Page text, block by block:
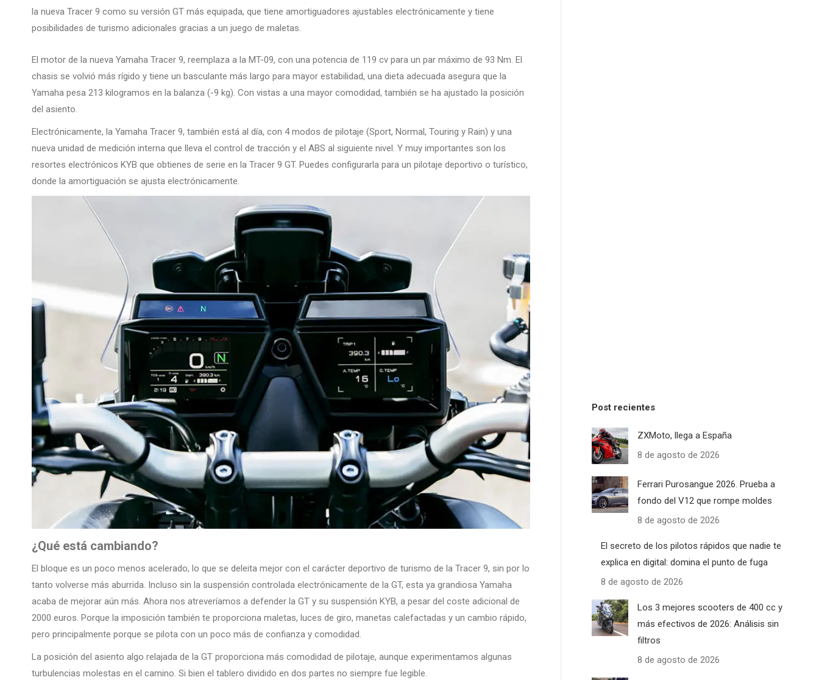
la nueva Tracer 9 como su versión GT más equipada, que tiene amortiguadores ajustables electrónicamente y tiene
posibilidades de turismo adicionales gracias a un juego de maletas.
El motor de la nueva Yamaha Tracer 9, reemplaza a la MT-09, con una potencia de 119 cv para un par máximo de 93 Nm. El
chasis se volvió más rígido y tiene un basculante más largo para mayor estabilidad, una dieta adecuada asegura que la
Yamaha pesa 213 kilogramos en la balanza (-9 kg). Con vistas a una mayor comodidad, también se ha ajustado la posición
del asiento.
Electrónicamente, la Yamaha Tracer 9, también está al día, con 4 modos de pilotaje (Sport, Normal, Touring y Rain) y una
nueva unidad de medición interna que lleva el control de tracción y el ABS al siguiente nivel. Y muy importantes son los
resortes electrónicos KYB que obtienes de serie en la Tracer 9 GT. Puedes configurarla para un pilotaje deportivo o turístico,
donde la amortiguación se ajusta electrónicamente.
¿Qué está cambiando?
El bloque es un poco menos acelerado, lo que se deleita mejor con el carácter deportivo de turismo de la Tracer 9, sin por lo
tanto volverse más aburrida. Incluso sin la suspensión controlada electrónicamente de la GT, esta ya grandiosa Yamaha
acaba de mejorar aún más. Ahora nos atreveríamos a defender la GT y su suspensión KYB, a pesar del coste adicional de
2000 euros. Porque la imposición también te proporciona maletas, luces de giro, manetas calefactadas y un cambio rápido,
pero principalmente porque se pilota con un poco más de confianza y comodidad.
La posición del asiento algo relajada de la GT proporciona más comodidad de pilotaje, aunque experimentamos algunas
turbulencias molestas en el camino. Si bien el tablero dividido en dos partes no siempre fue legible.
Post recientes
ZXMoto, llega a España
8 de agosto de 2026
Ferrari Purosangue 2026. Prueba a
fondo del V12 que rompe moldes
8 de agosto de 2026
El secreto de los pilotos rápidos que nadie te
explica en digital: domina el punto de fuga
8 de agosto de 2026
Los 3 mejores scooters de 400 cc y
más efectivos de 2026: Análisis sin
filtros
8 de agosto de 2026